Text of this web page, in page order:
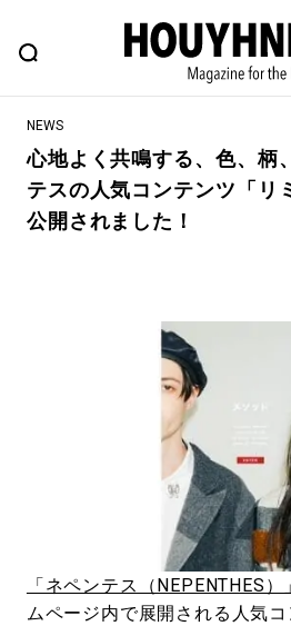
FEATURE BLOG
ヒップなファッション、カルチャー、ラ
#注目のタグ
#NEW VINTAGE #マイナーグ
#路地裏てぃーん。
#GH 銘品の所以 #フイナムの
#FOCUS IT
#FASHION
#SNEAKER
#HANDSOME
NEWS
心地よく共鳴する、色、柄
テスの人気コンテンツ「リ
公開されました！
「ネペンテス（NEPENTHES）
ムページ内で展開される人気